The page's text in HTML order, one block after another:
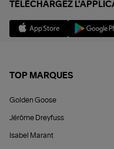
TÉLÉCHARGEZ
TOP MARQUES
Golden Goose
Jérôme Dreyfuss
Isabel Marant